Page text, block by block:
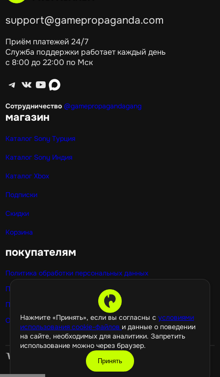
Нажмите «Принять», если вы согласны с условиями
использования cookie-файлов и данные о поведении
на сайте, необходимых для аналитики. Запретить
использование можно через браузер.
Принять
support@gamepropaganda.com
Приём платежей 24/7
Служба поддержки работает каждый день
с 8:00 до 22:00 по Мск
Telegram ВКонтакте YouTube max
Сотрудничество @gamepropagandagang
магазин
Каталог Sony Турция
Каталог Sony Индия
Каталог Xbox
Подписки
Скидки
Корзина
покупателям
Политика обработки персональных данных
Публичная оферта
Политика использования cookie
Оптовые покупки